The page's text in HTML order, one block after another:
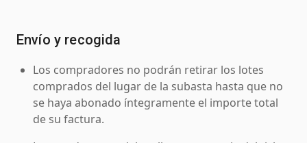
Envío y recogida
Los compradores no podrán retirar los lotes
comprados del lugar de la subasta hasta que no
se haya abonado íntegramente el importe total
de su factura.